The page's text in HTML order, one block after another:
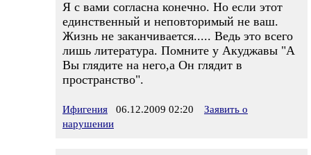
Я с вами согласна конечно. Но если этот
единственный и неповторимый не ваш.
Жизнь не заканчивается..... Ведь это всего
лишь литература. Помните у Акуджавы "А
Вы глядите на него,а Он глядит в
пространство".
Ифигения 06.12.2009 02:20
Заявить о
нарушении